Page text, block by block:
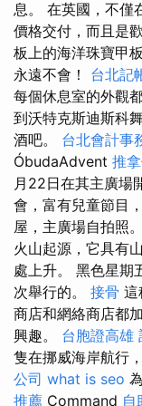
息。 在英國，不僅
價格交付，而且是
板上的海洋珠寶甲
永遠不會！ 台北記
每個休息室的外觀
到沃特克斯迪斯科
酒吧。 台北會計事
ÓbudaAdvent 推
月22日在其主廣場
會，富有兒童節目
屋，主廣場自拍照。
火山起源，它具有
處上升。 黑色星期
次舉行的。 接骨 這
商店和網絡商店都
興趣。 台胞證高雄
隻在挪威海岸航行
公司 what is seo
推薦 Command 自